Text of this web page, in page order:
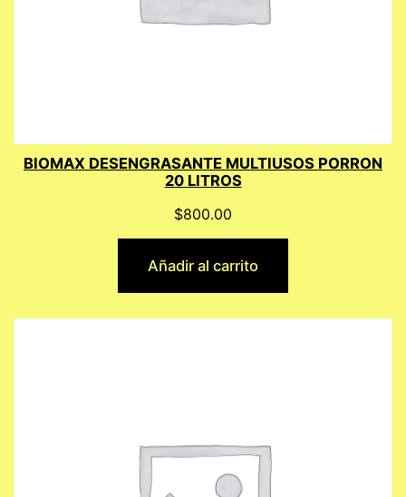
BIOMAX DESENGRASANTE MULTIUSOS PORRON
20 LITROS
$800.00
Añadir al carrito